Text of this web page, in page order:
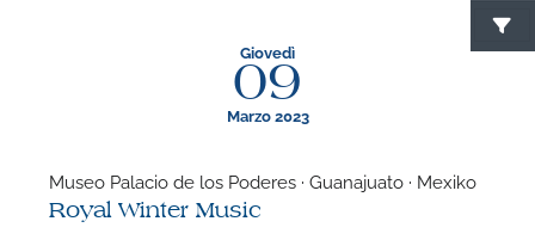
Giovedì
09
Marzo 2023
Museo Palacio de los Poderes · Guanajuato · Mexiko
Royal Winter Music